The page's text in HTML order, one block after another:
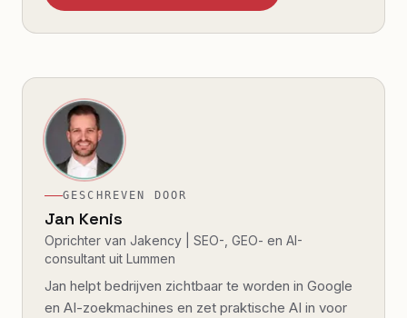
GESCHREVEN DOOR
Jan Kenis
Oprichter van Jakency | SEO-, GEO- en AI-
consultant uit Lummen
Jan helpt bedrijven zichtbaar te worden in Google
en AI-zoekmachines en zet praktische AI in voor